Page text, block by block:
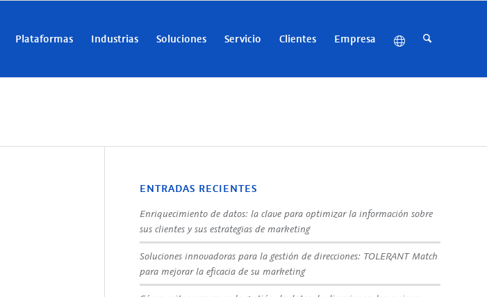
Plataformas Industrias Soluciones Servicio Clientes Empresa
ENTRADAS RECIENTES
Enriquecimiento de datos: la clave para optimizar la información sobre
sus clientes y sus estrategias de marketing
Soluciones innovadoras para la gestión de direcciones: TOLERANT Match
para mejorar la eficacia de su marketing